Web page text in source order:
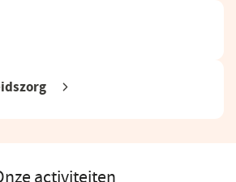
activiteiten